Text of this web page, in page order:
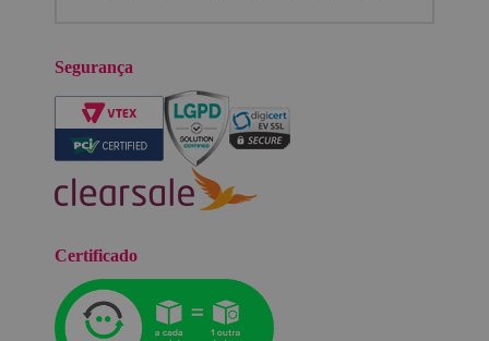
Segurança
Certificado